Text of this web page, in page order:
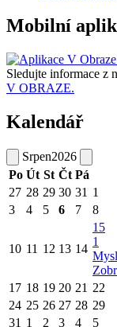
Mobilní
Sledujte informace z
V OBRAZE.
Kalendář
Srpen2026
Po Út St Čt Pá
27 28 29 30 31 1
3
4 5 6 7 8
10 11 12 13 14
15
1
17 18 19 20 21 22
24 25 26 27 28 29
31 1 2 3 4 5